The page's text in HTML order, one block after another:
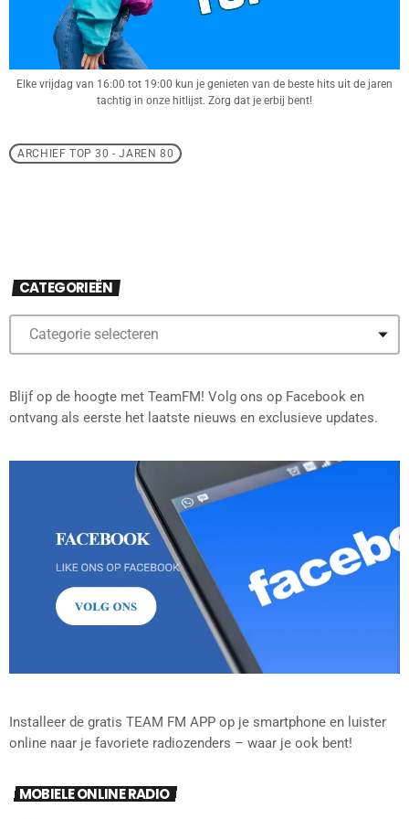
Elke vrijdag van 16:00 tot 19:00 kun je genieten van de beste hits uit de jaren
tachtig in onze hitlijst. Zorg dat je erbij bent!
ARCHIEF TOP 30 - JAREN 80
CATEGORIEËN
Blijf op de hoogte met TeamFM! Volg ons op Facebook en
ontvang als eerste het laatste nieuws en exclusieve updates.
Installeer de gratis TEAM FM APP op je smartphone en luister
online naar je favoriete radiozenders – waar je ook bent!
MOBIELE ONLINE RADIO